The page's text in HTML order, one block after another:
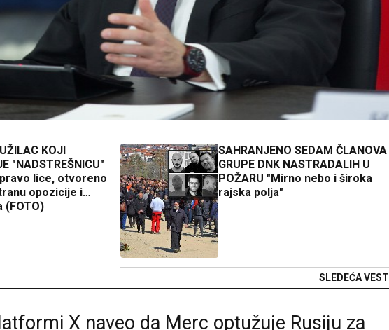
KOJI
"NADSTREŠNICU"
lice, otvoreno
opozicije i
(FOTO)
SAHRANJENO SEDAM ČLANOVA
GRUPE DNK NASTRADALIH U
POŽARU "Mirno nebo i široka
rajska polja"
SLEDEĆA VEST
X naveo da Merc optužuje Rusiju za